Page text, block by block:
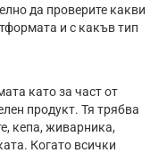
да проверите какви
и с какъв тип
като за част от
продукт. Тя трябва
кепа, живарника,
Когато всички